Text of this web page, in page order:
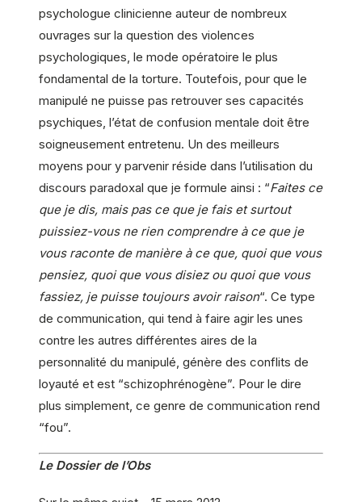
psychologue clinicienne auteur de nombreux
ouvrages sur la question des violences
psychologiques, le mode opératoire le plus
fondamental de la torture. Toutefois, pour que le
manipulé ne puisse pas retrouver ses capacités
psychiques, l’état de confusion mentale doit être
soigneusement entretenu. Un des meilleurs
moyens pour y parvenir réside dans l’utilisation du
discours paradoxal que je formule ainsi : “Faites ce
que je dis, mais pas ce que je fais et surtout
puissiez-vous ne rien comprendre à ce que je
vous raconte de manière à ce que, quoi que vous
pensiez, quoi que vous disiez ou quoi que vous
fassiez, je puisse toujours avoir raison“. Ce type
de communication, qui tend à faire agir les unes
contre les autres différentes aires de la
personnalité du manipulé, génère des conflits de
loyauté et est “schizophrénogène”. Pour le dire
plus simplement, ce genre de communication rend
“fou”.
Le Dossier de l’Obs